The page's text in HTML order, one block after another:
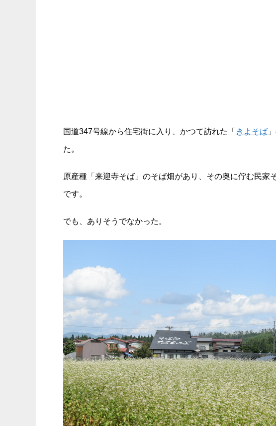
国道347号線から住宅街に入り、かつて訪れた「 きよそば
た。
原産種「来迎寺そば」のそば畑があり、その奥に佇む民家
です。
でも、ありそうでなかった。